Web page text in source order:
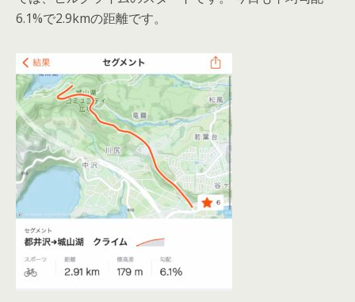
6.1%で2.9kmの距離です。